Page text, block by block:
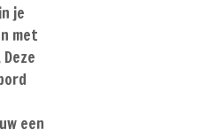
je
met
een